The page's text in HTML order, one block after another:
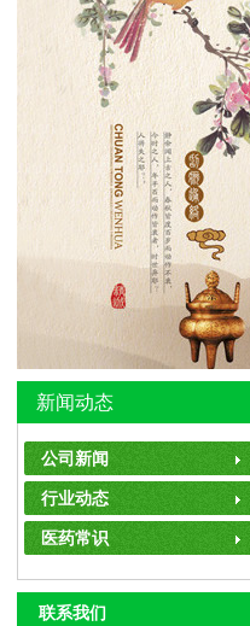
新闻动态
公司新闻
行业动态
医药常识
联系我们